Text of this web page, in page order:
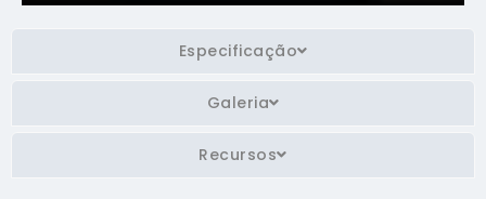
Especificação
Galeria
Recursos